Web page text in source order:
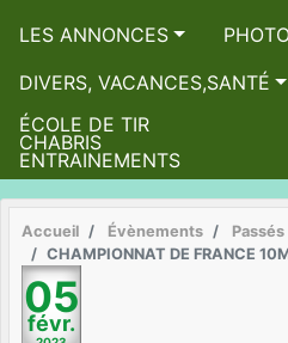
LES ANNONCES
DIVERS, VACANCES,SANTÉ
ÉCOLE DE TIR
CHABRIS
ENTRAINEMENTS
Accueil Évènements
Passés
CHAMPIONNAT DE FRANCE
05
févr.